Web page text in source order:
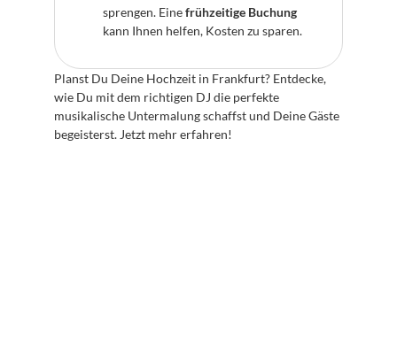
sprengen. Eine frühzeitige Buchung
kann Ihnen helfen, Kosten zu sparen.
Planst Du Deine Hochzeit in Frankfurt? Entdecke,
wie Du mit dem richtigen DJ die perfekte
musikalische Untermalung schaffst und Deine Gäste
begeisterst. Jetzt mehr erfahren!